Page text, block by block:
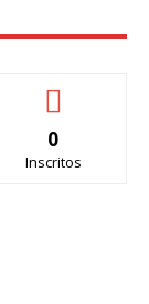
0
Inscritos